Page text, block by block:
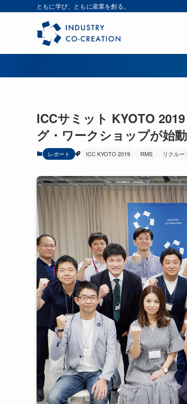
ともに学び、ともに産業を創る。
ICCサミット KYOTO
グ・ワークショップが始動
レポート ICC KYOTO 2019 RMS リクル